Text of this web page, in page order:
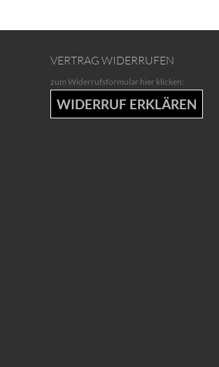
VERTRAG WIDERRUFEN
zum Widerrufsformular hier klicken:
WIDERRUF ERKLÄREN